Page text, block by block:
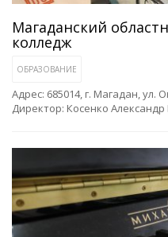
Магаданский
колледж
ОБРАЗОВАНИЕ
Адрес: 685014, г. Магадан, ул.
Директор: Косенко